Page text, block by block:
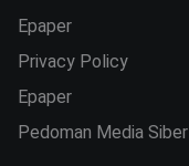
Epaper
Privacy Policy
Epaper
Pedoman Media Siber